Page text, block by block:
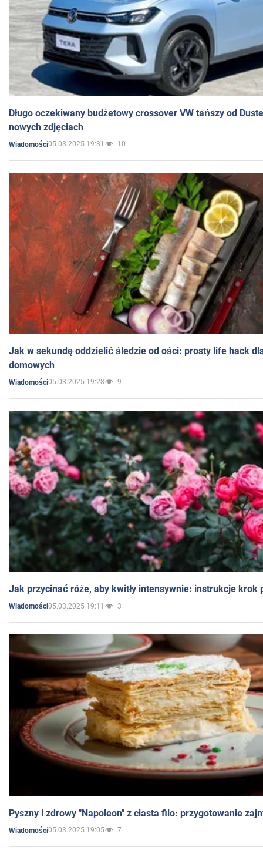
Długo oczekiwany budżetowy crossover VW tańszy od
nowych zdjęciach
Wiadomości05.03.2025 19:31 10
Jak w sekundę oddzielić śledzie od ości: prosty life hack
domowych
Wiadomości05.03.2025 19:28 9
Jak przycinać róże, aby kwitły intensywnie: instrukcje krok
Wiadomości05.03.2025 19:11 3
Pyszny i zdrowy "Napoleon" z ciasta filo: przygotowanie
Wiadomości05.03.2025 19:05 7